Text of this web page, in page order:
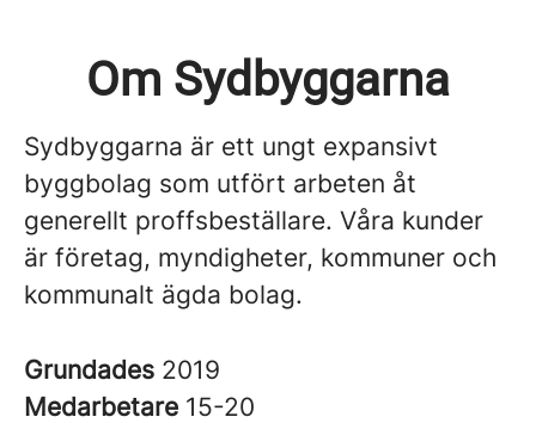
Om Sydbyggarna
Sydbyggarna är ett ungt expansivt
byggbolag som utfört arbeten åt
generellt proffsbeställare. Våra kunder
är företag, myndigheter, kommuner och
kommunalt ägda bolag.
Grundades 2019
Medarbetare 15-20